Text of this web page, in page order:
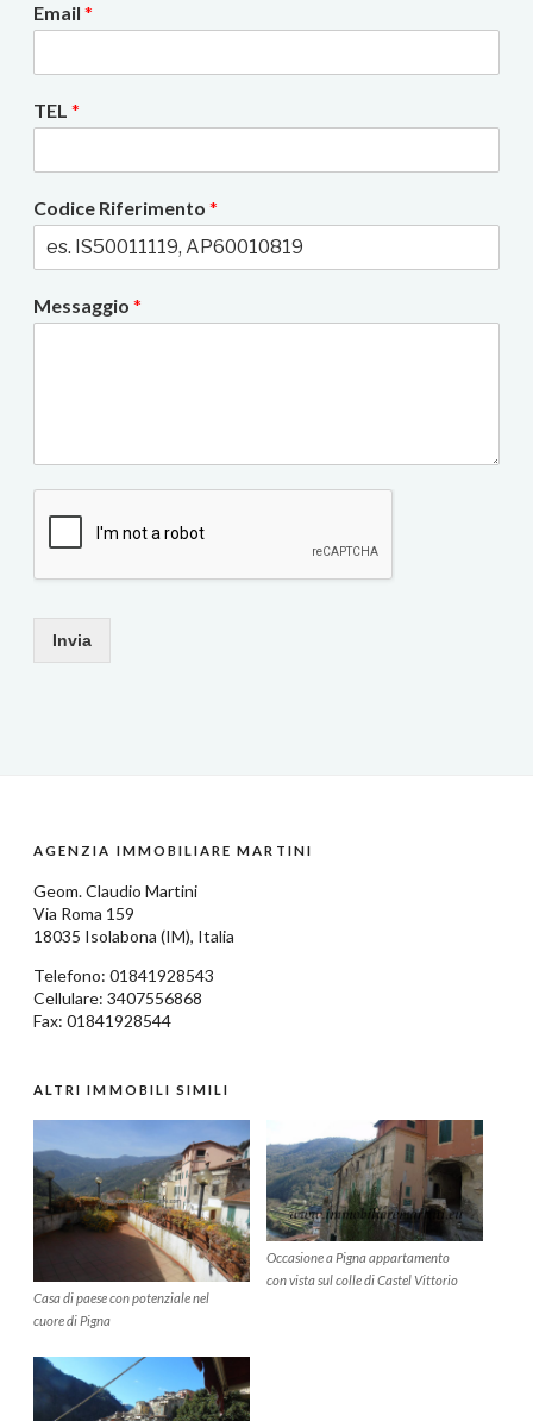
Email *
TEL *
Codice Riferimento *
Messaggio *
Invia
AGENZIA IMMOBILIARE MARTINI
Geom.Claudio Martini
Via Roma 159
18035 Isolabona (IM), Italia
Telefono: 01841928543
Cellulare: 3407556868
Fax: 01841928544
ALTRI IMMOBILI SIMILI
Casa di paese con potenziale nel
cuore di Pigna
Occasione a Pigna appartamento
con vista sul colle di Castel Vittorio